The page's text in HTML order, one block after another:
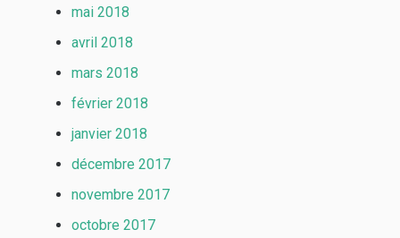
mai 2018
avril 2018
mars 2018
février 2018
janvier 2018
décembre 2017
novembre 2017
octobre 2017